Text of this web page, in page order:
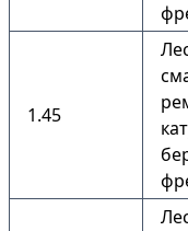
1.45